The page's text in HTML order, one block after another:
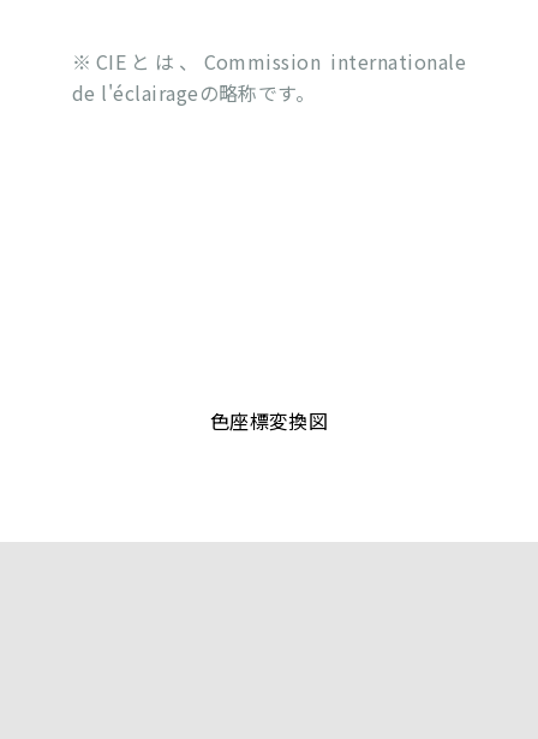
※CIEとは、Commission internationale
de l'éclairageの略称です。
色座標変換図